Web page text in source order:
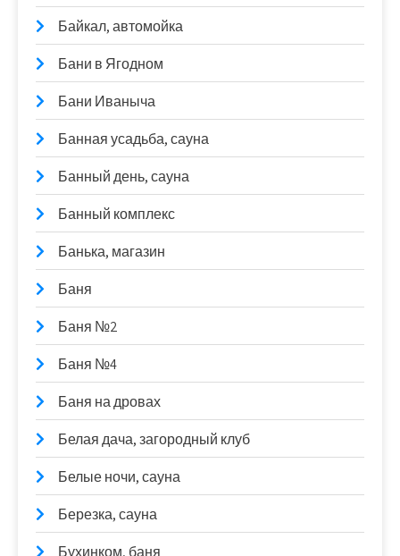
Байкал, автомойка
Бани в Ягодном
Бани Иваныча
Банная усадьба, сауна
Банный день, сауна
Банный комплекс
Банька, магазин
Баня
Баня №2
Баня №4
Баня на дровах
Белая дача, загородный клуб
Белые ночи, сауна
Березка, сауна
Бухинком, баня